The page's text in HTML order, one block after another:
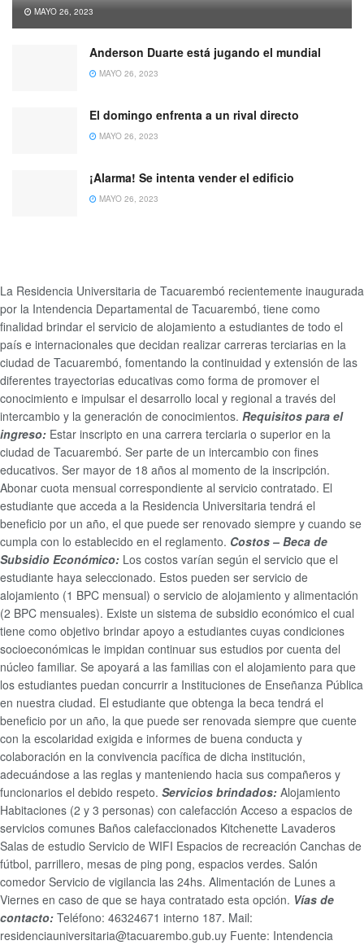
MAYO 26, 2023
Anderson Duarte está jugando el mundial
MAYO 26, 2023
El domingo enfrenta a un rival directo
MAYO 26, 2023
¡Alarma! Se intenta vender el edificio
MAYO 26, 2023
La Residencia Universitaria de Tacuarembó recientemente inaugurada
por la Intendencia Departamental de Tacuarembó, tiene como
finalidad brindar el servicio de alojamiento a estudiantes de todo el
país e internacionales que decidan realizar carreras terciarias en la
ciudad de Tacuarembó, fomentando la continuidad y extensión de las
diferentes trayectorias educativas como forma de promover el
conocimiento e impulsar el desarrollo local y regional a través del
intercambio y la generación de conocimientos. Requisitos para el
ingreso: Estar inscripto en una carrera terciaria o superior en la
ciudad de Tacuarembó. Ser parte de un intercambio con fines
educativos. Ser mayor de 18 años al momento de la inscripción.
Abonar cuota mensual correspondiente al servicio contratado. El
estudiante que acceda a la Residencia Universitaria tendrá el
beneficio por un año, el que puede ser renovado siempre y cuando se
cumpla con lo establecido en el reglamento. Costos – Beca de
Subsidio Económico: Los costos varían según el servicio que el
estudiante haya seleccionado. Estos pueden ser servicio de
alojamiento (1 BPC mensual) o servicio de alojamiento y alimentación
(2 BPC mensuales). Existe un sistema de subsidio económico el cual
tiene como objetivo brindar apoyo a estudiantes cuyas condiciones
socioeconómicas le impidan continuar sus estudios por cuenta del
núcleo familiar. Se apoyará a las familias con el alojamiento para que
los estudiantes puedan concurrir a Instituciones de Enseñanza Pública
en nuestra ciudad. El estudiante que obtenga la beca tendrá el
beneficio por un año, la que puede ser renovada siempre que cuente
con la escolaridad exigida e informes de buena conducta y
colaboración en la convivencia pacífica de dicha institución,
adecuándose a las reglas y manteniendo hacia sus compañeros y
funcionarios el debido respeto. Servicios brindados: Alojamiento
Habitaciones (2 y 3 personas) con calefacción Acceso a espacios de
servicios comunes Baños calefaccionados Kitchenette Lavaderos
Salas de estudio Servicio de WIFI Espacios de recreación Canchas de
fútbol, parrillero, mesas de ping pong, espacios verdes. Salón
comedor Servicio de vigilancia las 24hs. Alimentación de Lunes a
Viernes en caso de que se haya contratado esta opción. Vías de
contacto: Teléfono: 46324671 interno 187. Mail:
residenciauniversitaria@tacuarembo.gub.uy Fuente: Intendencia